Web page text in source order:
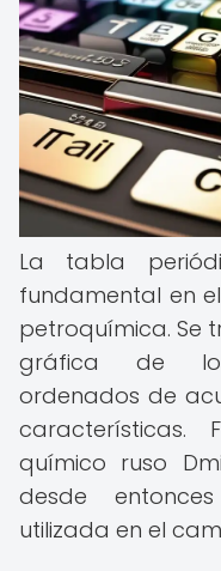
La tabla
fundamental en
petroquímica. Se
gráfica de
ordenados de
características.
químico ruso
desde
utilizada en el